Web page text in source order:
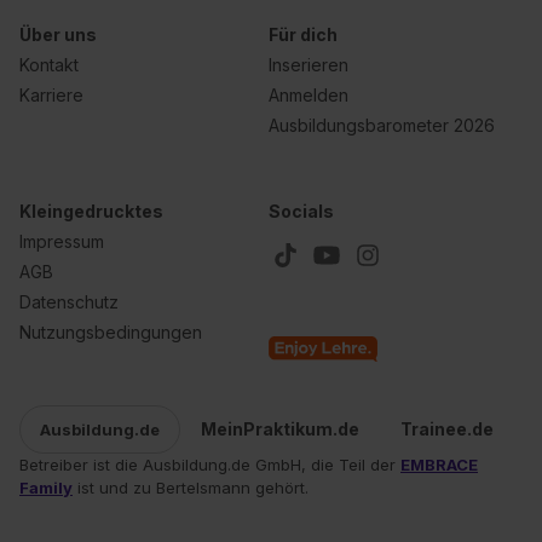
Über uns
Kontakt
Karriere
Für dich
Inserieren
Anmelden
Ausbildungsbarometer 2026
Kleingedrucktes
Impressum
AGB
Datenschutz
Nutzungsbedingungen
Socials
Ausbildung.de MeinPraktikum.de Trainee.de
Betreiber ist die Ausbildung.de GmbH, die Teil der EMBRACE
Family ist und zu Bertelsmann gehört.